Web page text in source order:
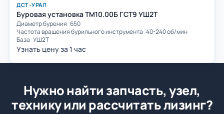
ДСТ-УРАЛ
Буровая установка ТМ10.00Б ГСТ9 УШ2Т
Диаметр бурения: 650
Частота вращения бурильного инструмента: 40-240 об/мин
База: УШ2Т
Узнать цену за 1 час
Нужно найти запчасть, узел,
технику или рассчитать лизинг?